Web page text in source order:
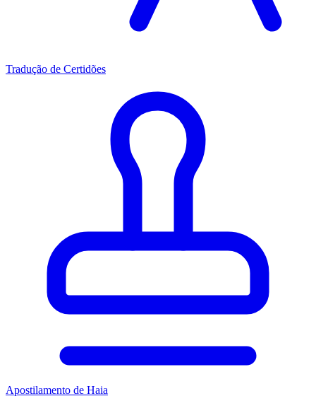
Tradução de Certidões
Apostilamento de Haia